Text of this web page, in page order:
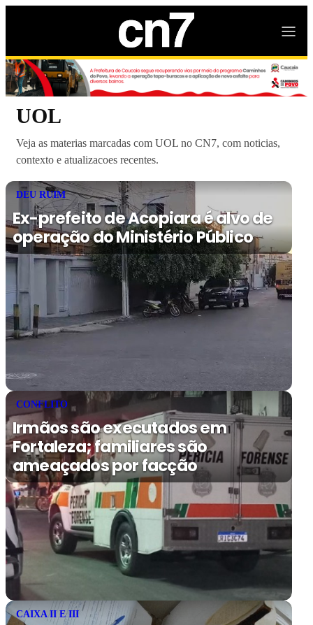
UOL
Veja as materias marcadas com UOL no CN7, com noticias,
contexto e atualizacoes recentes.
DEU RUIM
Ex-prefeito de Acopiara é alvo de
operação do Ministério Público
CONFLITO
Irmãos são executados em
Fortaleza; familiares são
ameaçados por facção
CAIXA II E III